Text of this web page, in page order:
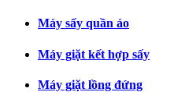
Máy sấy quần áo
Máy giặt kết hợp sấy
Máy giặt lồng đứng